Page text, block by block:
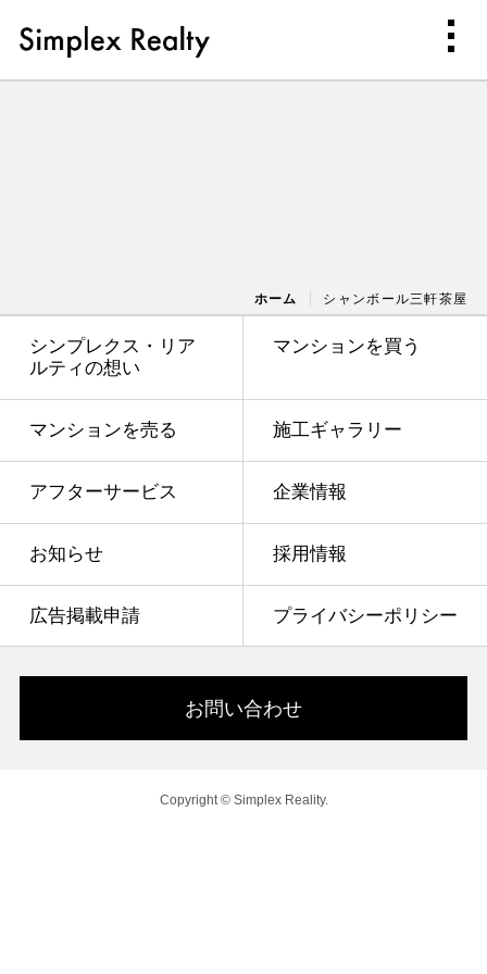
ホーム シャンボール三軒茶屋
シンプレクス・リア
ルティの想い
マンションを買う
マンションを売る 施工ギャラリー
アフターサービス 企業情報
お知らせ 採用情報
広告掲載申請 プライバシーポリシー
お問い合わせ
Copyright © Simplex Reality.